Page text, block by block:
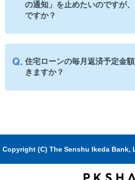
の通知」を止めたいのですが
ですか？
住宅ローンの毎月返済予定金
きますか？
Copyright (C) The Senshu Ikeda Bank,